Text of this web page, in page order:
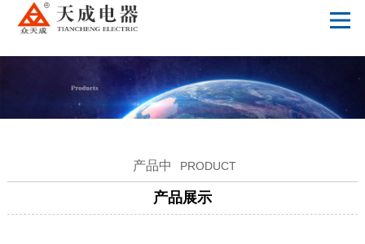
乐动体育-乐动全站 | 乐动体育官方网站
产品中 PRODUCT
产品展示